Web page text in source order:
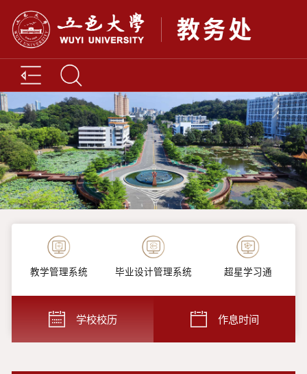
教学管理系统 毕业设计管理系统 超星学习通
学校校历 作息时间